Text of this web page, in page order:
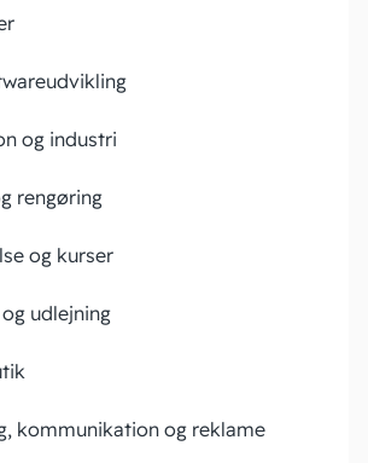
og industri
rengøring
og kurser
udlejning
kommunikation og reklame